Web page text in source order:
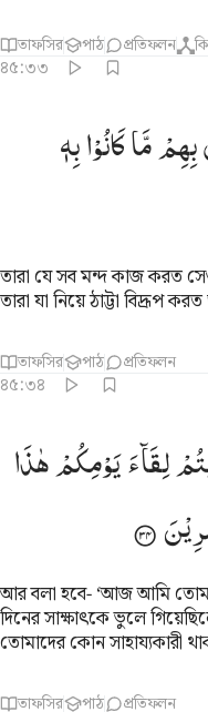
তাফসির পাঠ প্রতিফলন
৪৫:৩৩
يستهزيون ٣٣
بِهِۦ يَسْتَهْزِءُونَ ٣٣
بِهِمْمَّاكَانُوْابِهٖ
তারা যে সব মন্দ কাজ করত
তারা যা নিয়ে ঠাট্টা বিদ্রূপ
তাফসির পাঠ প্রতিফলন
৪৫:৩৪
وماواكم النار وما لكم
وَمَأْوَىٰكُمُ ٱلنَّارُ وَمَا
لِقَآءَیَوْمِكُمْهٰذَا
আর বলা হবে- ‘আজ আমি
দিনের সাক্ষাৎকে ভুলে
তোমাদের কোন সাহায্যকারী
তাফসির পাঠ প্রতিফলন